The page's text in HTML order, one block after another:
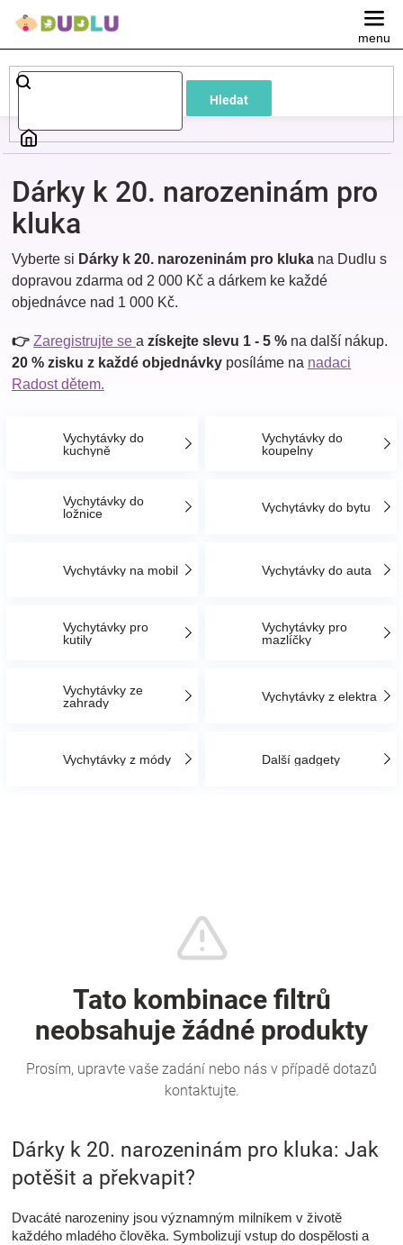
Hledat
Dětské
a
oblečení
Pokojíček
a
kojenecká
Těhotenské
Dárky k 20. narozeninám pro
kluka
Vyberte si Dárky k 20. narozeninám pro kluka na Dudlu s
dopravou zdarma od 2 000 Kč a dárkem ke každé
objednávce nad 1 000 Kč.
👉 Zaregistrujte se a získejte slevu 1 - 5 % na další nákup.
20 % zisku z každé objednávky posíláme na nadaci
Radost dětem.
Vychytávky do
kuchyně
Vychytávky do
koupelny
Vychytávky do
ložnice
Vychytávky do bytu
Vychytávky na mobil Vychytávky do auta
Vychytávky pro
kutily
Vychytávky pro
mazlíčky
Vychytávky ze
zahrady
Vychytávky z elektra
Vychytávky z módy Další gadgety
Dárky k 20. narozeninám pro kluka: Jak
potěšit a překvapit?
Dvacáté narozeniny jsou významným milníkem v životě
každého mladého člověka. Symbolizují vstup do dospělosti a